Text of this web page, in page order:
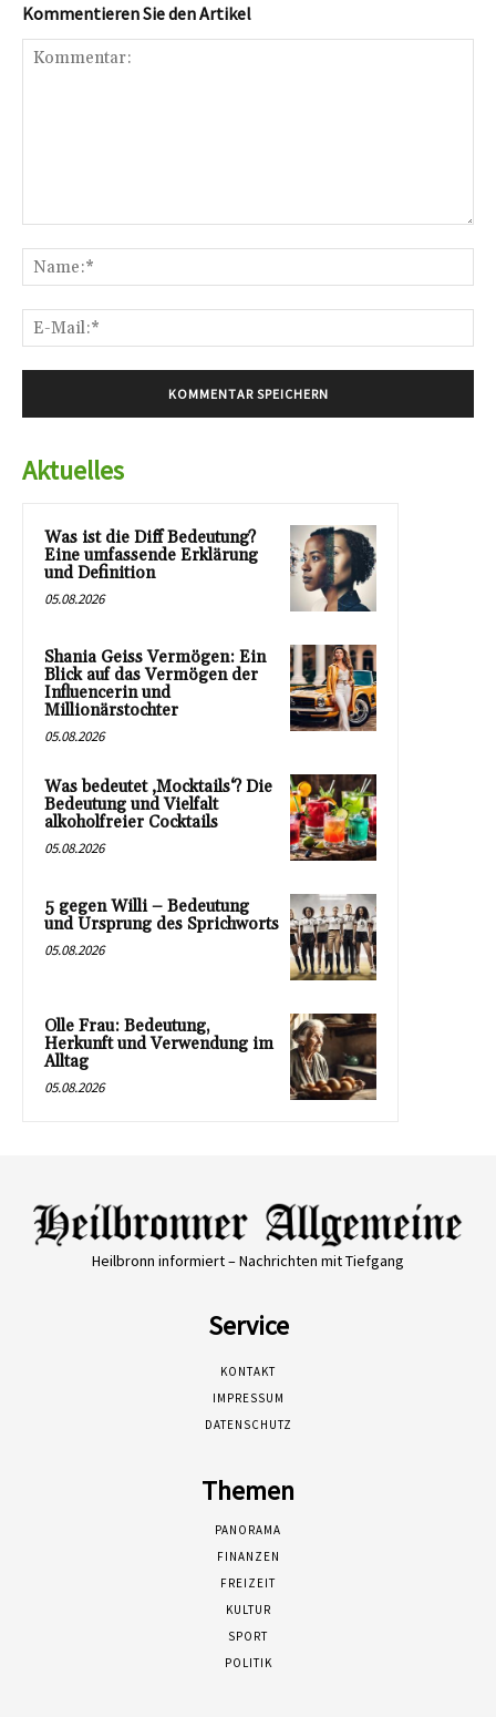
Kommentieren Sie den Artikel
Aktuelles
Was ist die Diff Bedeutung?
Eine umfassende Erklärung
und Definition
05.08.2026
Shania Geiss Vermögen: Ein
Blick auf das Vermögen der
Influencerin und
Millionärstochter
05.08.2026
Was bedeutet ‚Mocktails‘? Die
Bedeutung und Vielfalt
alkoholfreier Cocktails
05.08.2026
5 gegen Willi – Bedeutung
und Ursprung des Sprichworts
05.08.2026
Olle Frau: Bedeutung,
Herkunft und Verwendung im
Alltag
05.08.2026
Heilbronn informiert – Nachrichten mit Tiefgang
Service
KONTAKT
IMPRESSUM
DATENSCHUTZ
Themen
PANORAMA
FINANZEN
FREIZEIT
KULTUR
SPORT
POLITIK